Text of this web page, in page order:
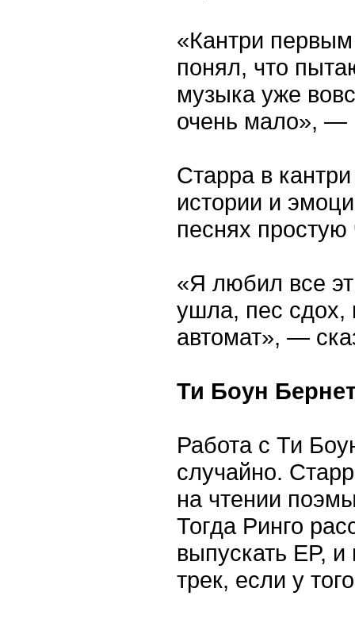
«Кантри
понял, что
музыка уже
очень мало», —
Старра в
истории и
песнях
«Я любил все
ушла, пес сдох,
автомат», —
Ти Боун
Работа с Ти
случайно.
на чтении
Тогда Ринго
выпускать EP,
трек, если у